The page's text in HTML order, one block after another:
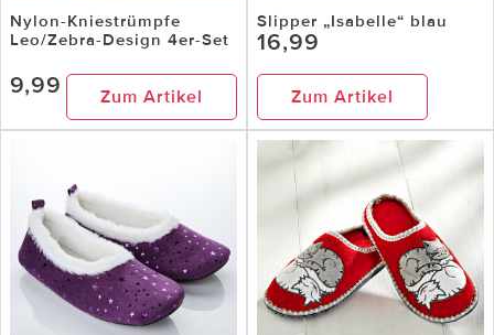
Nylon-Kniestrümpfe
Leo/Zebra-Design 4er-Set
9,99 Zum Artikel
Slipper „Isabelle“ blau
16,99
Zum Artikel